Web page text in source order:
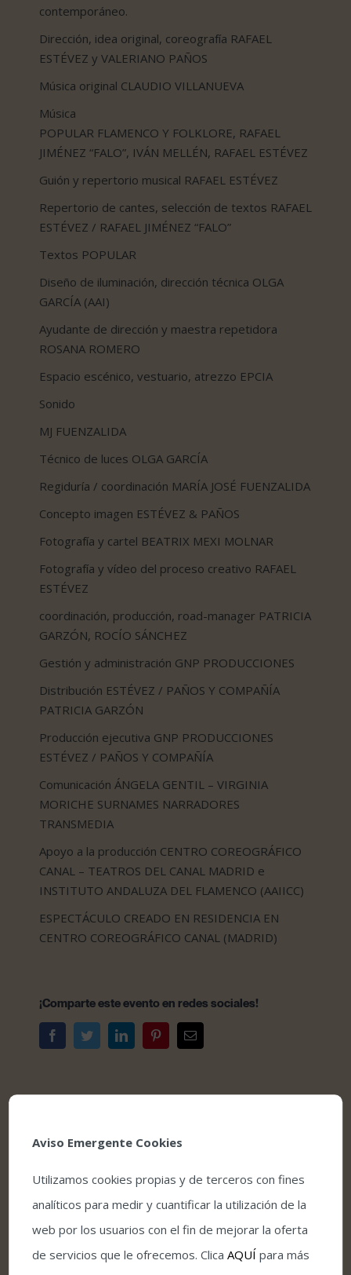
contemporáneo.
Dirección, idea original, coreografía RAFAEL
ESTÉVEZ y VALERIANO PAÑOS
Música original CLAUDIO VILLANUEVA
Música
POPULAR FLAMENCO Y FOLKLORE, RAFAEL
JIMÉNEZ “FALO”, IVÁN MELLÉN, RAFAEL ESTÉVEZ
Guión y repertorio musical RAFAEL ESTÉVEZ
Repertorio de cantes, selección de textos RAFAEL
ESTÉVEZ / RAFAEL JIMÉNEZ “FALO”
Textos POPULAR
Diseño de iluminación, dirección técnica OLGA
GARCÍA (AAI)
Ayudante de dirección y maestra repetidora
ROSANA ROMERO
Espacio escénico, vestuario, atrezzo EPCIA
Sonido
MJ FUENZALIDA
Técnico de luces OLGA GARCÍA
Regiduría / coordinación MARÍA JOSÉ FUENZALIDA
Concepto imagen ESTÉVEZ & PAÑOS
Fotografía y cartel BEATRIX MEXI MOLNAR
Fotografía y vídeo del proceso creativo RAFAEL
ESTÉVEZ
coordinación, producción, road-manager PATRICIA
GARZÓN, ROCÍO SÁNCHEZ
Gestión y administración GNP PRODUCCIONES
Distribución ESTÉVEZ / PAÑOS Y COMPAÑÍA
PATRICIA GARZÓN
Producción ejecutiva GNP PRODUCCIONES
ESTÉVEZ / PAÑOS Y COMPAÑÍA
Comunicación ÁNGELA GENTIL – VIRGINIA
MORICHE SURNAMES NARRADORES
TRANSMEDIA
Apoyo a la producción CENTRO COREOGRÁFICO
CANAL – TEATROS DEL CANAL MADRID e
INSTITUTO ANDALUZA DEL FLAMENCO (AAIICC)
ESPECTÁCULO CREADO EN RESIDENCIA EN
CENTRO COREOGRÁFICO CANAL (MADRID)
¡Comparte este evento en redes sociales!
FacebookTwitterLinkedInPinterestCorreo
electrónico
Condiciones de venta y acceso
Aviso Emergente Cookies
Utilizamos cookies propias y de terceros con fines
analíticos para medir y cuantificar la utilización de la
web por los usuarios con el fin de mejorar la oferta
de servicios que le ofrecemos. ClicaAQUÍ para más